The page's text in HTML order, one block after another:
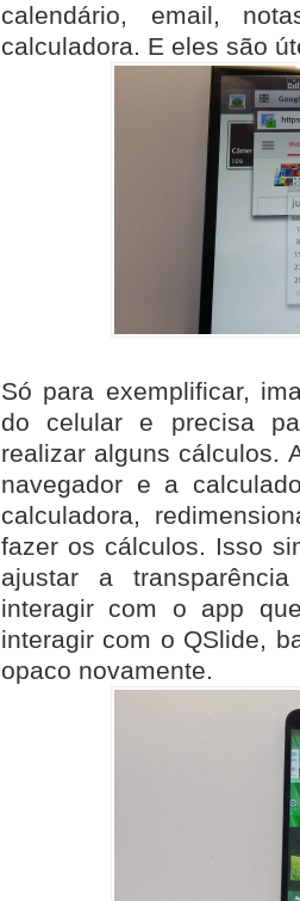
calendário, email,
calculadora. E eles são
Só para exemplificar,
do celular e precisa
realizar alguns cálculos.
navegador e a
calculadora,
fazer os cálculos. Isso
ajustar a
interagir com o app
interagir com o QSlide,
opaco novamente.